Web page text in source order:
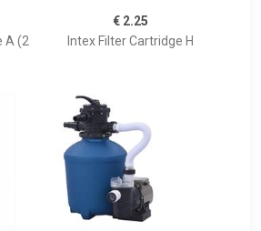
A (2
€ 2.25
Intex Filter Cartridge H